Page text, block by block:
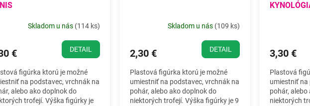
Skladom u nás (114 ks)
€ DETAIL
figúrka ktorú je možné
na podstavec, vrchnák na
alebo ako doplnok do
trofejí. Výška figúrky je
Skladom u nás (109 ks)
2,30 € DETAIL
Plastová figúrka ktorú je možné
umiestniť na podstavec, vrchnák na
pohár, alebo ako doplnok do
niektorých trofejí. Výška figúrky je 9
3,30 €
Plastová
umiestniť na
pohár,
niektorých